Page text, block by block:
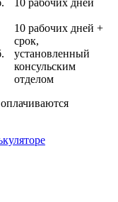
10 рабочих дней
10 рабочих дней +
срок,
установленный
консульским
отделом